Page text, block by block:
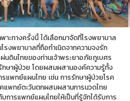
าะทางครั้งนี้ ได้เลือกมาจัดที่โรงพยาบาล
รงพยาบาลที่ถือกำเนิดจากความจงรัก
ดินไทยของท่านเจ้าพระยาอภัยภูเบศร
กษาผู้ป่วย โดยผสมผสานองค์ความรู้ทั้ง
แพทย์แผนไทย เช่น การรักษาผู้ป่วยโรค
พทย์ตะวันตกผสมผสานการนวดไทย
การแพทย์แผนไทยให้เป็นที่รู้จักได้รับการ